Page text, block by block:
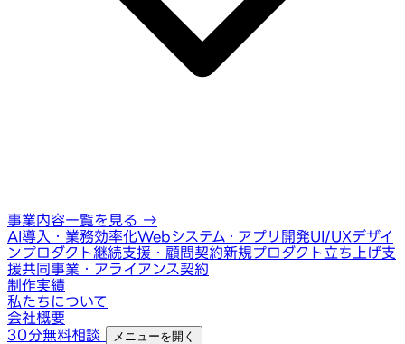
事業内容一覧を見る →
AI導入・業務効率化Webシステム・アプリ開発UI/UXデザイ
ンプロダクト継続支援・顧問契約新規プロダクト立ち上げ支
援共同事業・アライアンス契約
制作実績
私たちについて
会社概要
30分無料相談
メニューを開く